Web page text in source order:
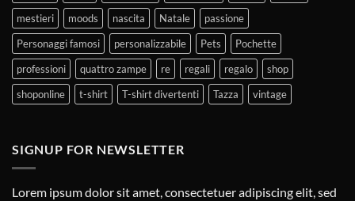
mestieri
moods nascita Natale
passione
Personaggi famosi
personalizzabile Pets
Pochette
professioni
quattro zampe re regali regalo
shop
shoponline
t-shirt T-shirt divertenti Tazza vintage
SIGNUP FOR NEWSLETTER
Lorem ipsum dolor sit amet, consectetuer adipiscing elit, sed